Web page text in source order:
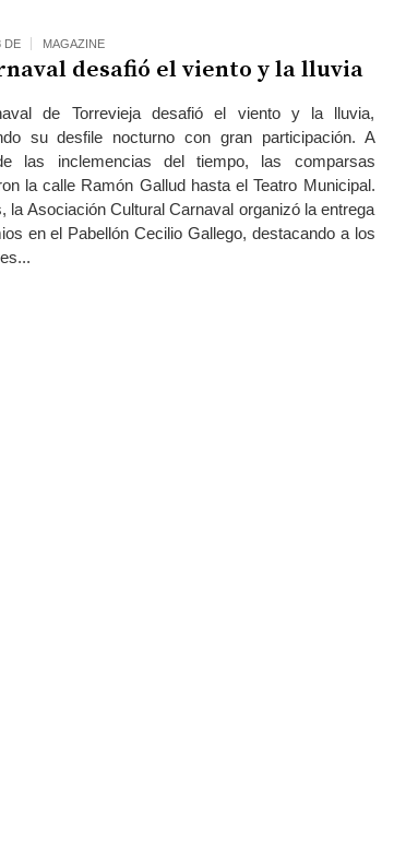
DE MAGAZINE
desafió el viento y la lluvia
de Torrevieja desafió el viento y la lluvia,
su desfile nocturno con gran participación. A
las inclemencias del tiempo, las comparsas
la calle Ramón Gallud hasta el Teatro Municipal.
la Asociación Cultural Carnaval organizó la entrega
en el Pabellón Cecilio Gallego, destacando a los